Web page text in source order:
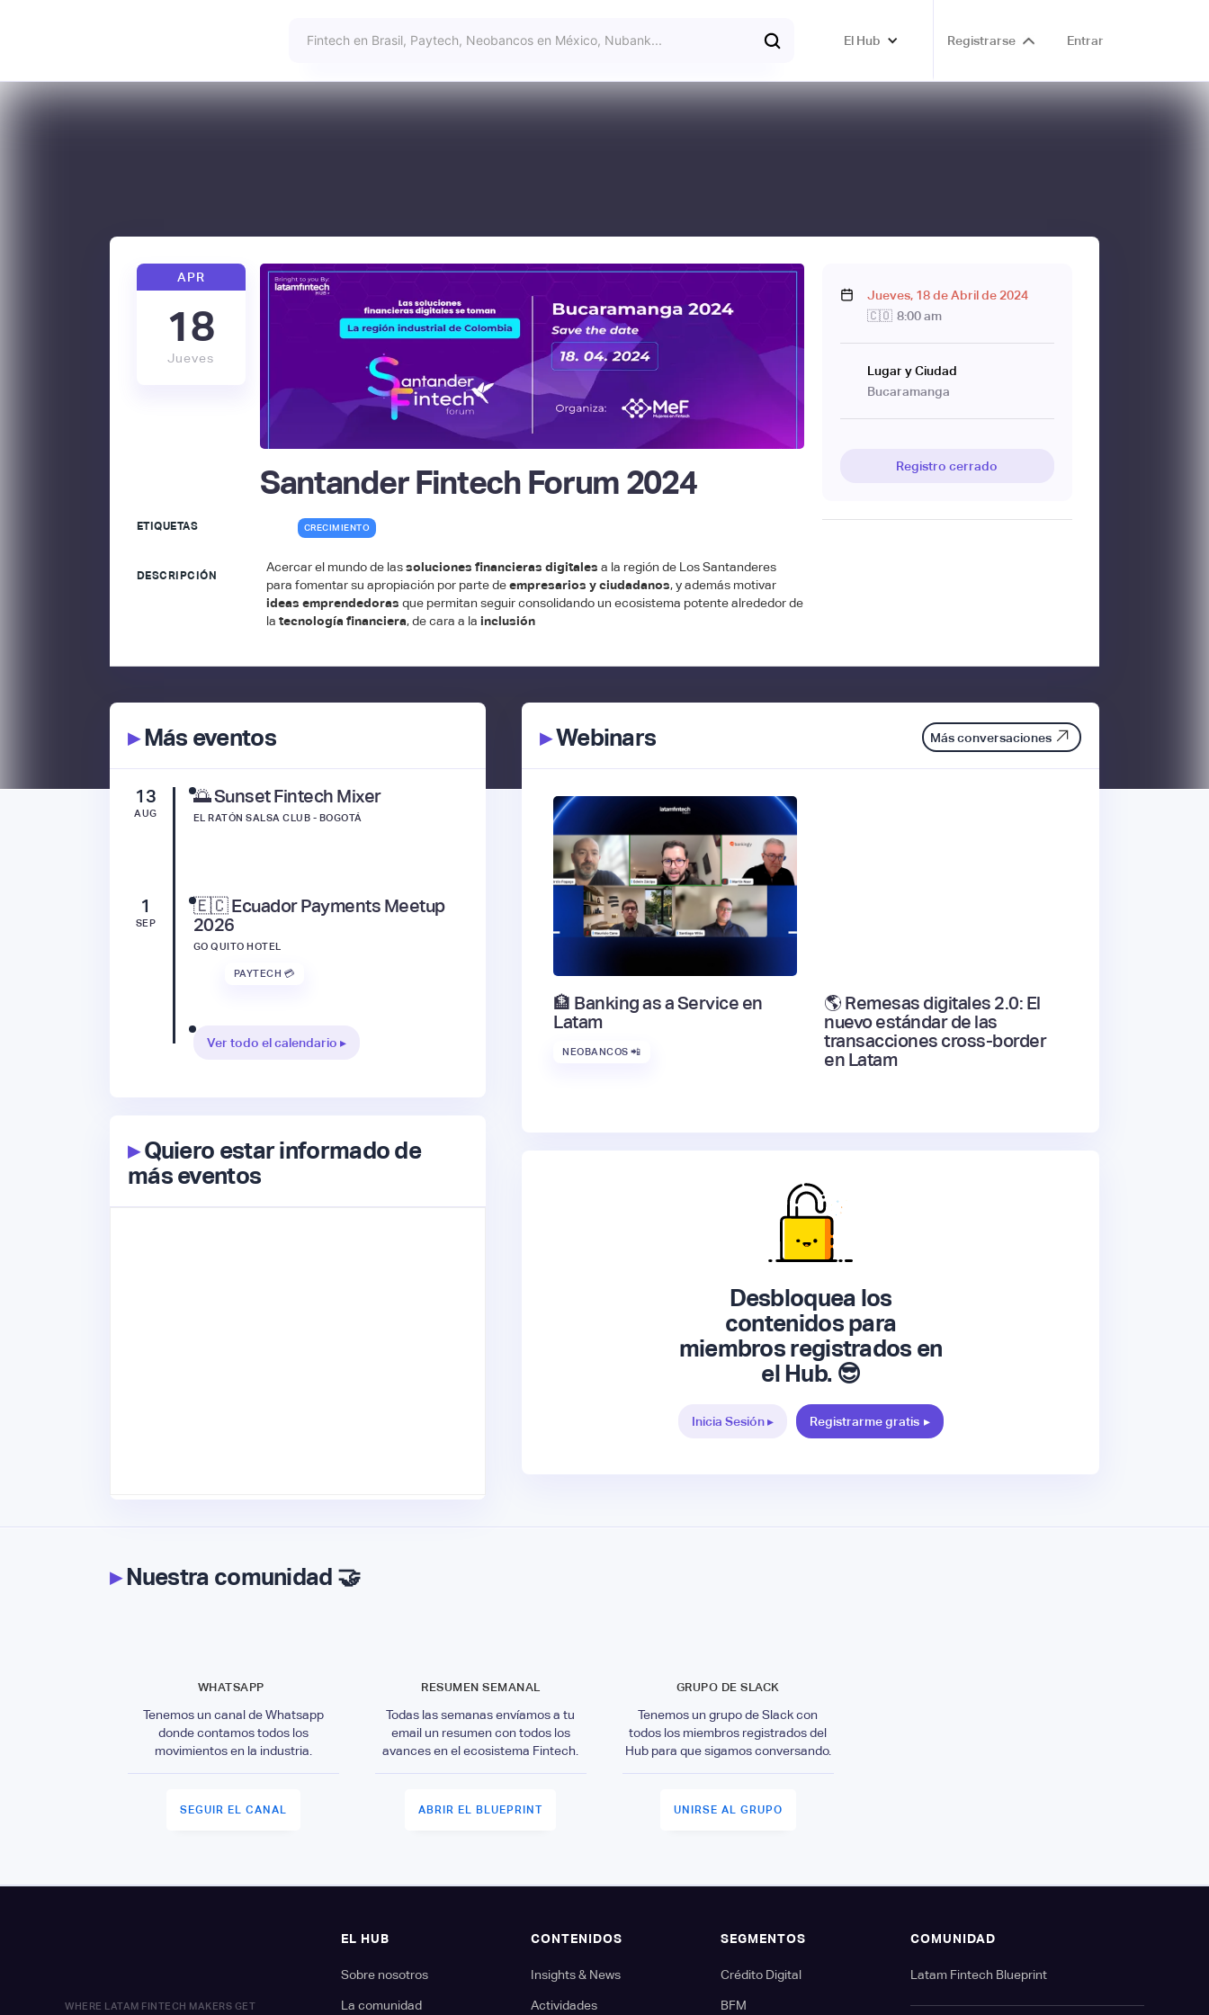
El Hub Registrarse Entrar
APR
18
Jueves
Santander Fintech Forum 2024
ETIQUETAS CRECIMIENTO
DESCRIPCIÓN
Acercar el mundo de lassoluciones financieras digitales a la región de Los Santanderes
para fomentar su apropiación por parte deempresarios y ciudadanos, y además motivar
ideas emprendedoras que permitan seguir consolidando un ecosistema potente alrededor de
la tecnología financiera, de cara a la inclusión
Jueves, 18 de Abril de 2024
🇨🇴 8:00 am
Lugar y Ciudad
Bucaramanga
Registro cerrado
▸Más eventos
13
AUG
🌅 Sunset Fintech Mixer
EL RATÓN SALSA CLUB - BOGOTÁ
1
SEP
🇪🇨 Ecuador Payments Meetup
2026
GO QUITO HOTEL
PAYTECH 💳
Ver todo el calendario ▸
▸Quiero estar informado de
más eventos
▸Webinars Más conversaciones
🏦 Banking as a Service en
Latam
NEOBANCOS 📲
🌎 Remesas digitales 2.0: El
nuevo estándar de las
transacciones cross-border
en Latam
Desbloquea los
contenidos para
miembros registrados en
el Hub. 😎
Inicia Sesión ▸ Registrarme gratis ▸
▸Nuestra comunidad 🤝
WHATSAPP
Tenemos un canal de Whatsapp
donde contamos todos los
movimientos en la industria.
SEGUIR EL CANAL
RESUMEN SEMANAL
Todas las semanas envíamos a tu
email un resumen con todos los
avances en el ecosistema Fintech.
ABRIR EL BLUEPRINT
GRUPO DE SLACK
Tenemos un grupo de Slack con
todos los miembros registrados del
Hub para que sigamos conversando.
UNIRSE AL GRUPO
WHERE LATAM FINTECH MAKERS GET
EL HUB
Sobre nosotros
La comunidad
CONTENIDOS
Insights & News
Actividades
SEGMENTOS
Crédito Digital
BFM
COMUNIDAD
Latam Fintech Blueprint